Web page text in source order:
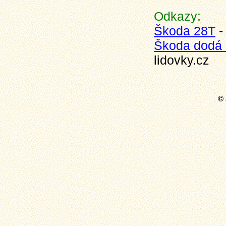
Odkazy:
Škoda 28T-
Škoda dodá
lidovky.cz
©